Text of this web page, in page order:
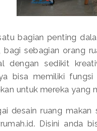
bagian penting
bagi sebagian orang
dengan sedikit
bisa memiliki
untuk mereka yang
desain ruang
Disini anda